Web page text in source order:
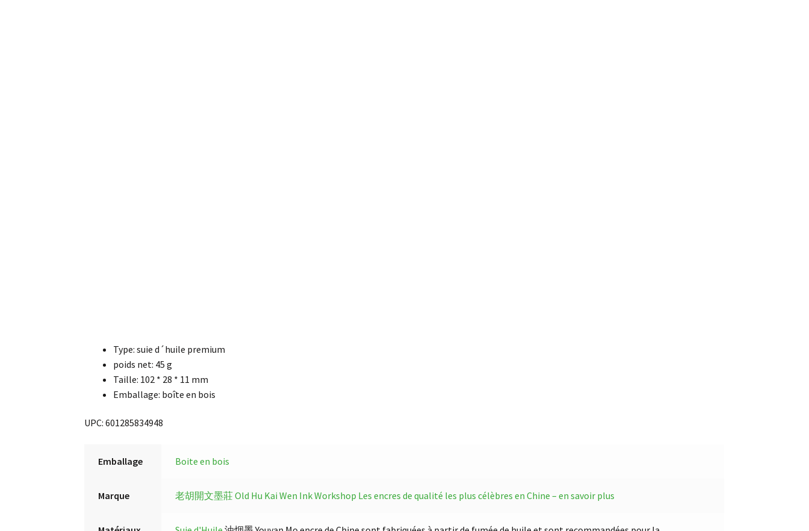
Type: suie d´huile premium
poids net: 45 g
Taille: 102 * 28 * 11 mm
Emballage: boîte en bois
UPC: 601285834948
Emballage Boite en bois
Marque 老胡開文墨莊 Old Hu Kai Wen Ink Workshop Les encres de qualité les plus célèbres en Chine – en savoir plus